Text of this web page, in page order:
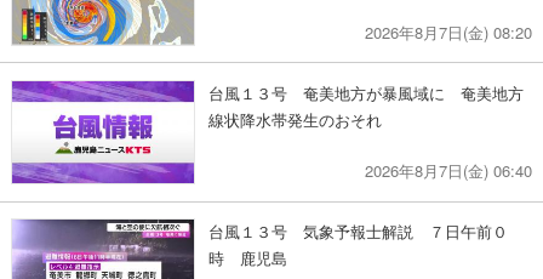
2026年8月7日(金) 08:20
台風１３号 奄美地方が暴風域に 奄美地方
線状降水帯発生のおそれ
2026年8月7日(金) 06:40
台風１３号 気象予報士解説 ７日午前０
時 鹿児島